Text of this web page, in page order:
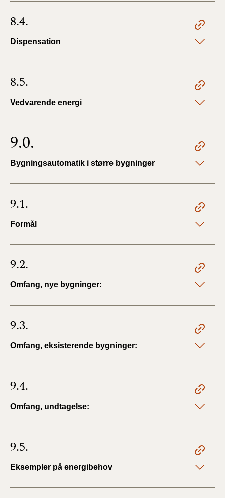
8.4.
Dispensation
8.5.
Vedvarende energi
9.0.
Bygningsautomatik i større bygninger
9.1.
Formål
9.2.
Omfang, nye bygninger:
9.3.
Omfang, eksisterende bygninger:
9.4.
Omfang, undtagelse:
9.5.
Eksempler på energibehov